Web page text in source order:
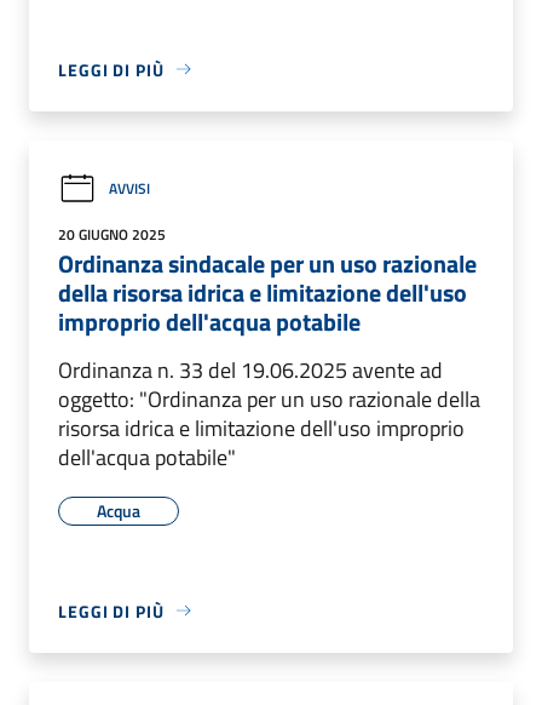
LEGGI DI PIÙ
AVVISI
20 GIUGNO 2025
Ordinanza sindacale per un uso razionale
della risorsa idrica e limitazione dell'uso
improprio dell'acqua potabile
Ordinanza n. 33 del 19.06.2025 avente ad
oggetto: "Ordinanza per un uso razionale della
risorsa idrica e limitazione dell'uso improprio
dell'acqua potabile"
Acqua
LEGGI DI PIÙ